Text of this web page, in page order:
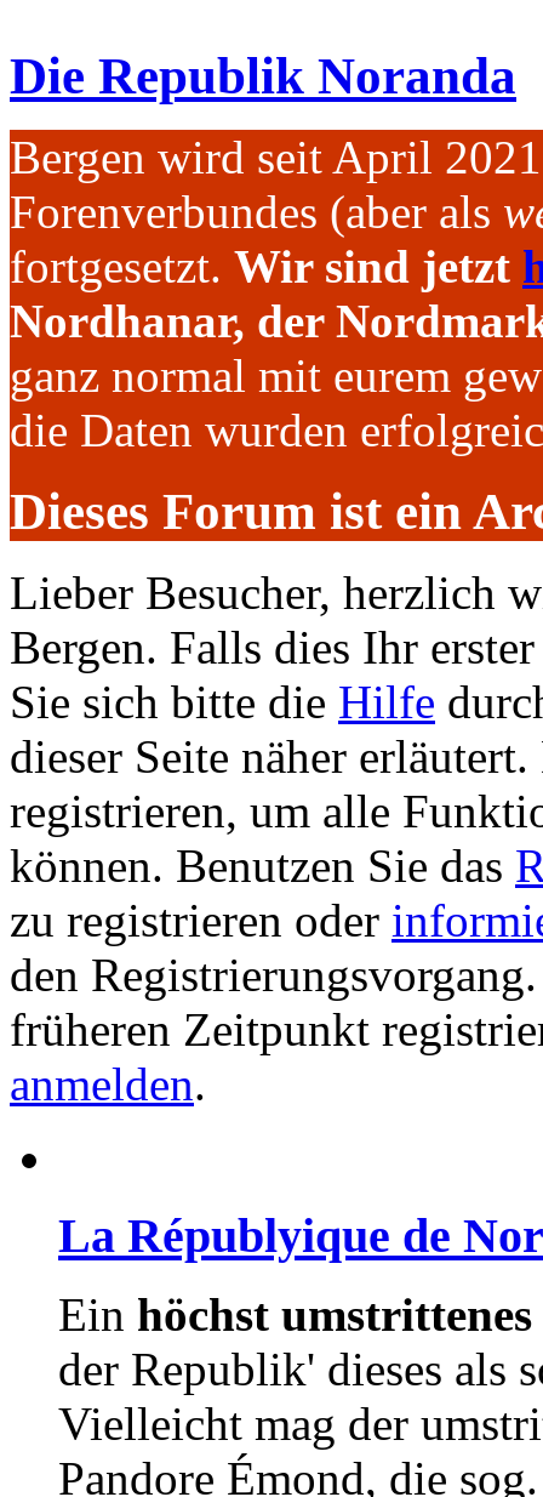
Die Republik Noranda
Bergen wird seit April
Forenverbundes (aber als
fortgesetzt. Wir sind jetzt
Nordhanar, der
ganz normal mit eurem
die Daten wurden
Dieses Forum ist ein
Lieber Besucher, herzlich
Bergen. Falls dies Ihr
Sie sich bitte die Hilfe
dieser Seite näher
registrieren, um alle
können. Benutzen Sie das
zu registrieren oder
den
früheren Zeitpunkt
anmelden.
La Républyique de
Ein höchst
der Republik' dieses als
Vielleicht mag der
Pandore Émond, die